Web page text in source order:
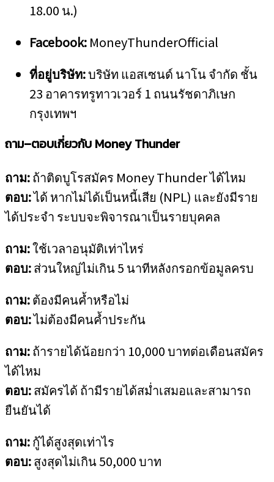
18.00 น.)
Facebook: MoneyThunderOfficial
ที่อยู่บริษัท:บริษัท แอสเซนด์ นาโน จำกัด ชั้น
23 อาคารทรูทาวเวอร์ 1 ถนนรัชดาภิเษก
กรุงเทพฯ
ถาม–ตอบเกี่ยวกับ Money Thunder
ถาม:ถ้าติดบูโรสมัคร Money Thunder ได้ไหม
ตอบ:ได้ หากไม่ได้เป็นหนี้เสีย (NPL) และยังมีราย
ได้ประจำ ระบบจะพิจารณาเป็นรายบุคคล
ถาม:ใช้เวลาอนุมัติเท่าไหร่
ตอบ:ส่วนใหญ่ไม่เกิน 5 นาทีหลังกรอกข้อมูลครบ
ถาม:ต้องมีคนค้ำหรือไม่
ตอบ:ไม่ต้องมีคนค้ำประกัน
ถาม:ถ้ารายได้น้อยกว่า 10,000 บาทต่อเดือนสมัคร
ได้ไหม
ตอบ:สมัครได้ ถ้ามีรายได้สม่ำเสมอและสามารถ
ยืนยันได้
ถาม:กู้ได้สูงสุดเท่าไร
ตอบ:สูงสุดไม่เกิน 50,000 บาท